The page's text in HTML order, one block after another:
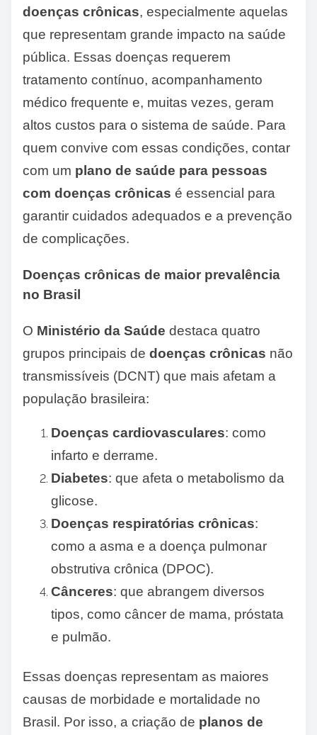
doenças crônicas, especialmente aquelas
que representam grande impacto na saúde
pública. Essas doenças requerem
tratamento contínuo, acompanhamento
médico frequente e, muitas vezes, geram
altos custos para o sistema de saúde. Para
quem convive com essas condições, contar
com um plano de saúde para pessoas
com doenças crônicas é essencial para
garantir cuidados adequados e a prevenção
de complicações.
Doenças crônicas de maior prevalência
no Brasil
O Ministério da Saúde destaca quatro
grupos principais de doenças crônicas não
transmissíveis (DCNT) que mais afetam a
população brasileira:
Doenças cardiovasculares: como
infarto e derrame.
Diabetes: que afeta o metabolismo da
glicose.
Doenças respiratórias crônicas:
como a asma e a doença pulmonar
obstrutiva crônica (DPOC).
Cânceres: que abrangem diversos
tipos, como câncer de mama, próstata
e pulmão.
Essas doenças representam as maiores
causas de morbidade e mortalidade no
Brasil. Por isso, a criação de planos de